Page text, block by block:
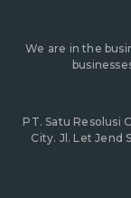
We are in the
PT. Satu Resolusi
City. Jl. Let Jend